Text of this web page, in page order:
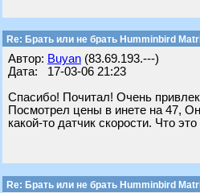
Re: Брать или не брать Humminbird
Автор: Buyan (83.69.193.---)
Дата: 17-03-06 21:23
Спасибо! Почитал! Очень
Посмотрел цены в инете на 47,
какой-то датчик скорости. Что
Re: Брать или не брать Humminbird